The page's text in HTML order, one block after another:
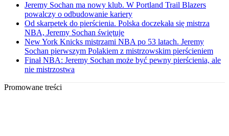
Jeremy Sochan ma nowy klub. W Portland Trail Blazers
powalczy o odbudowanie kariery
Od skarpetek do pierścienia. Polska doczekała się mistrza
NBA, Jeremy Sochan świętuje
New York Knicks mistrzami NBA po 53 latach. Jeremy
Sochan pierwszym Polakiem z mistrzowskim pierścieniem
Finał NBA: Jeremy Sochan może być pewny pierścienia, ale
nie mistrzostwa
Promowane treści